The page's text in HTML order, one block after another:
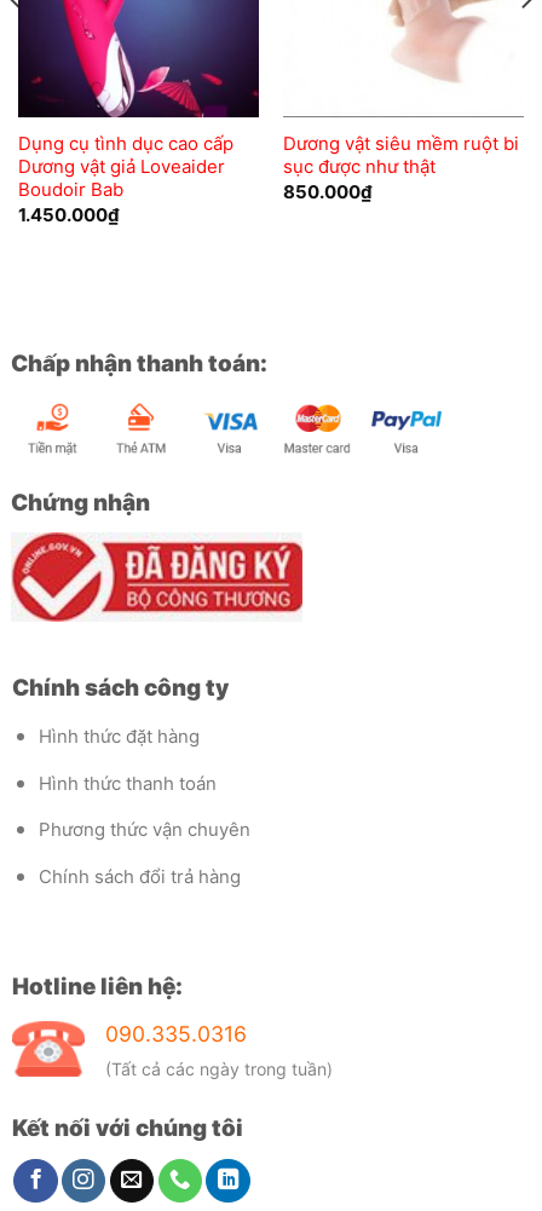
Dụng cụ tình dục cao cấp
Dương vật giả Loveaider
Boudoir Bab
1.450.000₫
Dương vật siêu mềm ruột bi
sục được như thật
850.000₫
Chấp nhận thanh toán:
Chứng nhận
Chính sách công ty
Hình thức đặt hàng
Hình thức thanh toán
Phương thức vận chuyên
Chính sách đổi trả hàng
Hotline liên hệ:
090.335.0316
(Tất cả các ngày trong tuần)
Kết nối với chúng tôi